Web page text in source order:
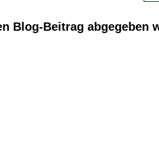
Blog-Beitrag abgegeben